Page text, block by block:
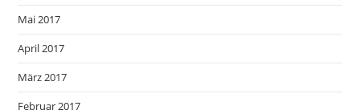
Mai 2017
April 2017
März 2017
Februar 2017